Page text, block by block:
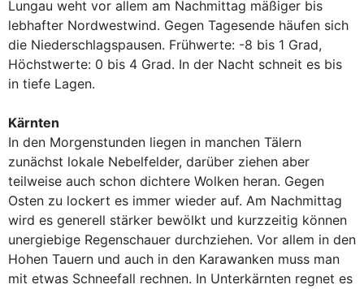
Lungau weht vor allem am Nachmittag mäßiger bis
lebhafter Nordwestwind. Gegen Tagesende häufen sich
die Niederschlagspausen. Frühwerte: -8 bis 1 Grad,
Höchstwerte: 0 bis 4 Grad. In der Nacht schneit es bis
in tiefe Lagen.
Kärnten
In den Morgenstunden liegen in manchen Tälern
zunächst lokale Nebelfelder, darüber ziehen aber
teilweise auch schon dichtere Wolken heran. Gegen
Osten zu lockert es immer wieder auf. Am Nachmittag
wird es generell stärker bewölkt und kurzzeitig können
unergiebige Regenschauer durchziehen. Vor allem in den
Hohen Tauern und auch in den Karawanken muss man
mit etwas Schneefall rechnen. In Unterkärnten regnet es